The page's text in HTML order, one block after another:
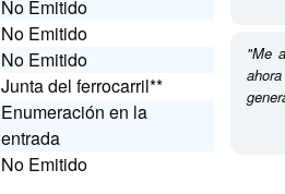
No Emitido
No Emitido
No Emitido
Junta del ferrocarril**
Enumeración en la
entrada
No Emitido
"Me